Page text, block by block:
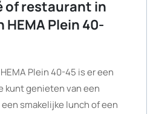
of restaurant in
HEMA Plein 40-
Plein 40-45 is er een
kunt genieten van een
smakelijke lunch of een